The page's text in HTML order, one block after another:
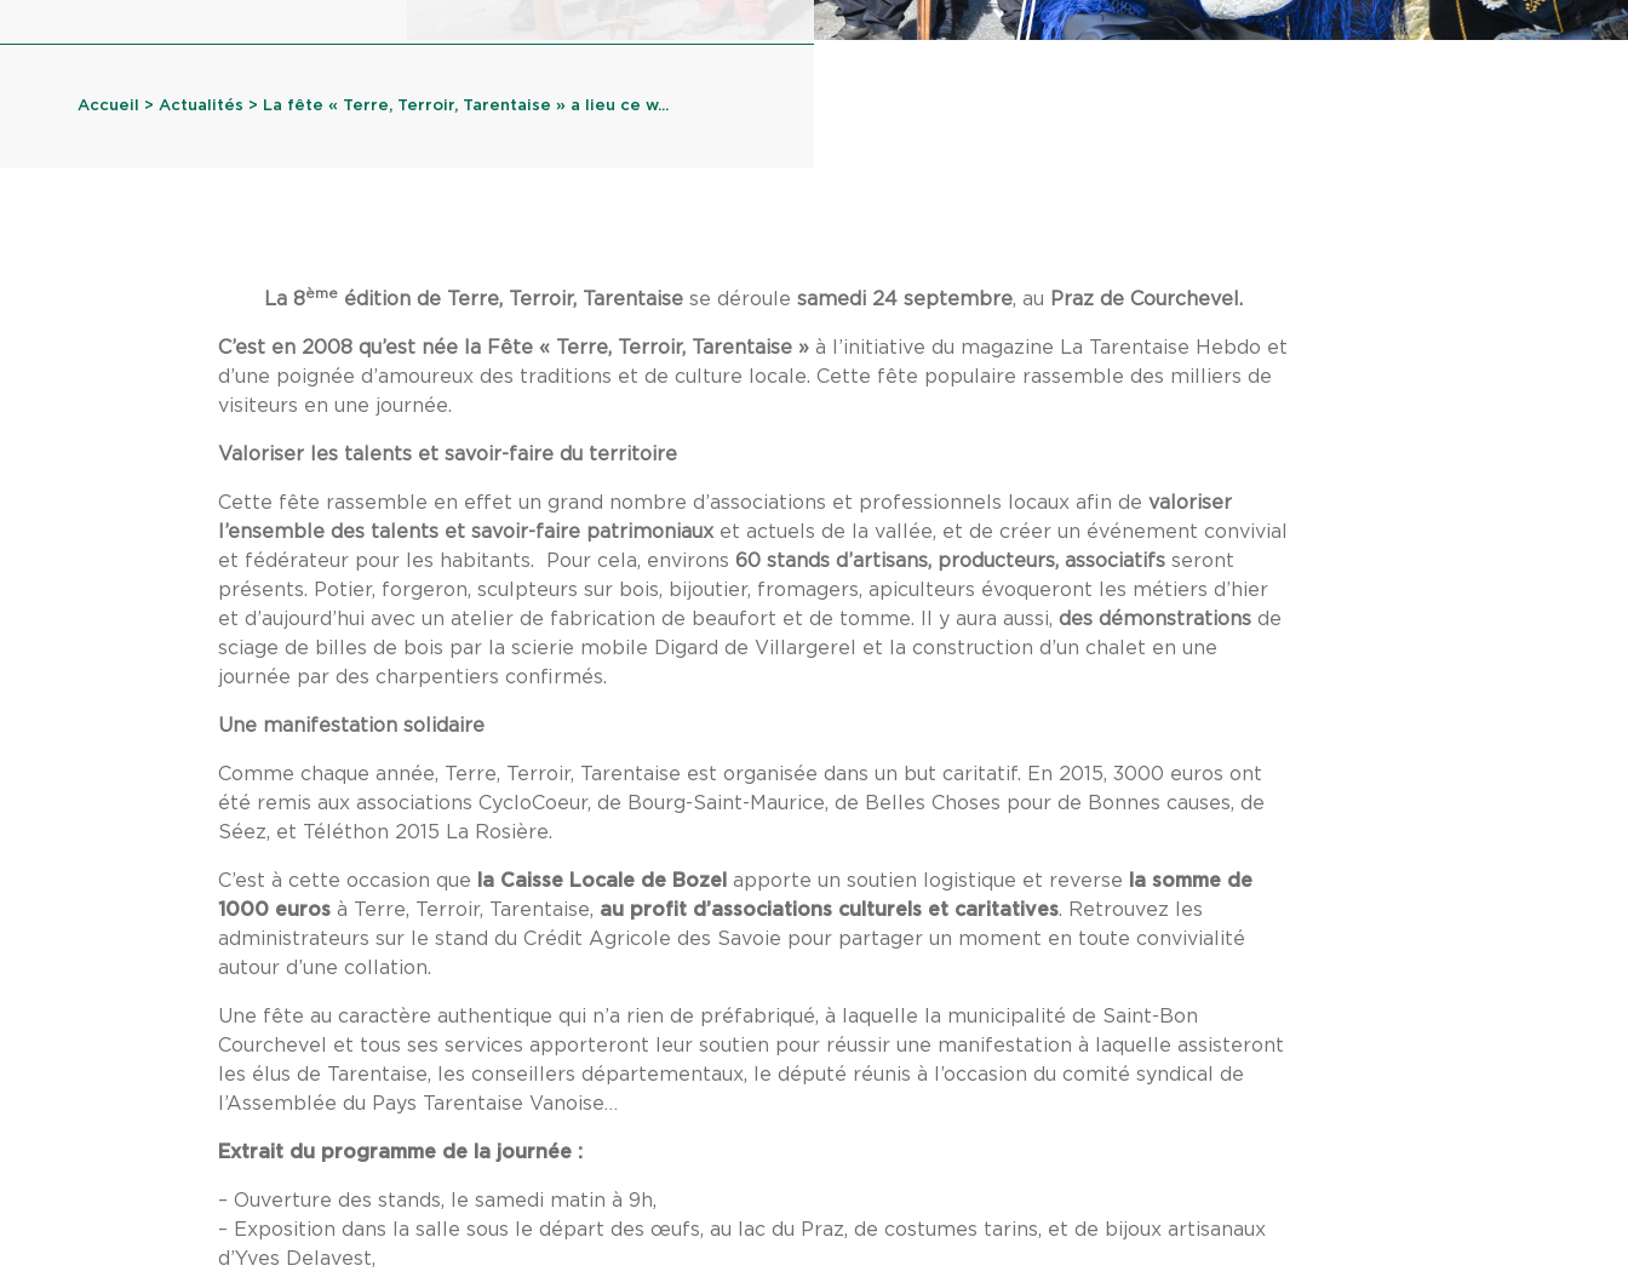
Accueil > Actualités > La fête « Terre, Terroir, Tarentaise » a lieu ce w...
La 8ème édition de Terre, Terroir, Tarentaise se déroule samedi 24 septembre, au Praz de Courchevel.
C’est en 2008 qu’est née la Fête « Terre, Terroir, Tarentaise » à l’initiative du magazine La Tarentaise Hebdo et
d’une poignée d’amoureux des traditions et de culture locale. Cette fête populaire rassemble des milliers de
visiteurs en une journée.
Valoriser les talents et savoir-faire du territoire
Cette fête rassemble en effet un grand nombre d’associations et professionnels locaux afin de valoriser
l’ensemble des talents et savoir-faire patrimoniaux et actuels de la vallée, et de créer un événement convivial
et fédérateur pour les habitants. Pour cela, environs 60 stands d’artisans, producteurs, associatifs seront
présents. Potier, forgeron, sculpteurs sur bois, bijoutier, fromagers, apiculteurs évoqueront les métiers d’hier
et d’aujourd’hui avec un atelier de fabrication de beaufort et de tomme. Il y aura aussi, des démonstrations de
sciage de billes de bois par la scierie mobile Digard de Villargerel et la construction d’un chalet en une
journée par des charpentiers confirmés.
Une manifestation solidaire
Comme chaque année, Terre, Terroir, Tarentaise est organisée dans un but caritatif. En 2015, 3000 euros ont
été remis aux associations CycloCoeur, de Bourg-Saint-Maurice, de Belles Choses pour de Bonnes causes, de
Séez, et Téléthon 2015 La Rosière.
C’est à cette occasion que la Caisse Locale de Bozel apporte un soutien logistique et reverse
la somme de
1000 euros à Terre, Terroir, Tarentaise, au profit d’associations culturels et caritatives. Retrouvez les
administrateurs sur le stand du Crédit Agricole des Savoie pour partager un moment en toute convivialité
autour d’une collation.
Une fête au caractère authentique qui n’a rien de préfabriqué, à laquelle la municipalité de Saint-Bon
Courchevel et tous ses services apporteront leur soutien pour réussir une manifestation à laquelle assisteront
les élus de Tarentaise, les conseillers départementaux, le député réunis à l’occasion du comité syndical de
l’Assemblée du Pays Tarentaise Vanoise…
Extrait du programme de la journée :
– Ouverture des stands, le samedi matin à 9h,
– Exposition dans la salle sous le départ des œufs, au lac du Praz, de costumes tarins, et de bijoux artisanaux
d’Yves Delavest,